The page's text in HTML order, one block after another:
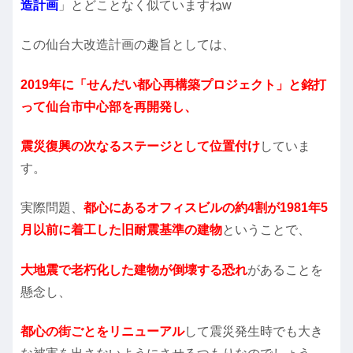
造計画 」とどことなく似ていますねw
この仙台大改造計画の趣旨としては、
2019年に「せんだい都心再構築プロジェクト」と銘打
って仙台市中心部を再開発し、
震災復興の次なるステージとして位置付けしていま
す。
実際問題、 都心にあるオフィスビルの約4割が1981年5
月以前に着工した旧耐震基準の建物ということで、
大地震で老朽化した建物が倒壊する恐れがあることを
懸念し、
都心の街ごとをリニューアルして震災発生時でも大き